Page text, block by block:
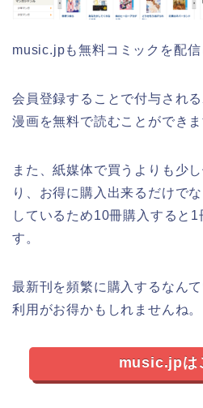
music.jpも無料コミックを配信
会員登録することで付与され
漫画を無料で読むことができま
また、紙媒体で買うよりも少
り、お得に購入出来るだけで
しているため10冊購入すると
す。
最新刊を頻繁に購入するなん
利用がお得かもしれませんね。
music.jpは